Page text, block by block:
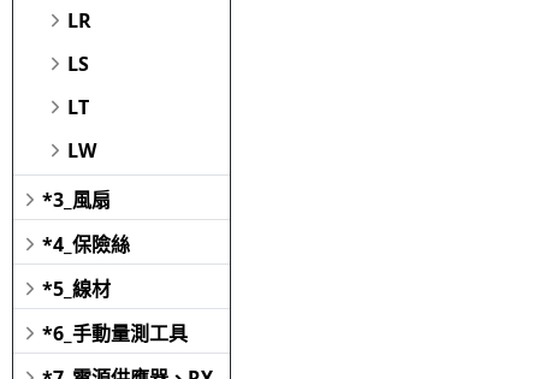
LR
LS
LT
LW
*3_風扇
*4_保險絲
*5_線材
*6_手動量測工具